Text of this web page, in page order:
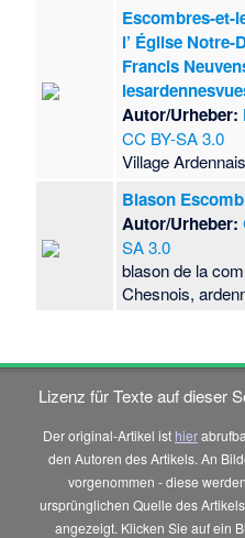
Escombres-et-
l’ Église
Francis
Autor/Urheber:
CC BY-SA 3.0
Village Ardennais
Blason
Autor/Urheber:
SA 3.0
blason de la
Chesnois,
Lizenz für Texte auf dieser
Der original-Artikel ist hier
den Autoren des Artikels. An
vorgenommen - diese
ursprünglichen Quelle des
angezeigt. Klicken Sie auf ein